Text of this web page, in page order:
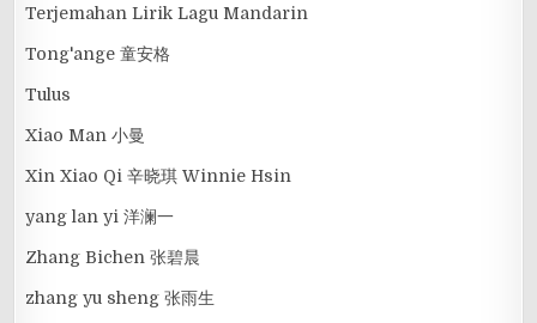
Terjemahan Lirik Lagu Mandarin
Tong'ange 童安格
Tulus
Xiao Man 小曼
Xin Xiao Qi 辛晓琪 Winnie Hsin
yang lan yi 洋澜一
Zhang Bichen 张碧晨
zhang yu sheng 张雨生